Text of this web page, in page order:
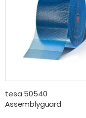
tesa 50540
Assemblyguard